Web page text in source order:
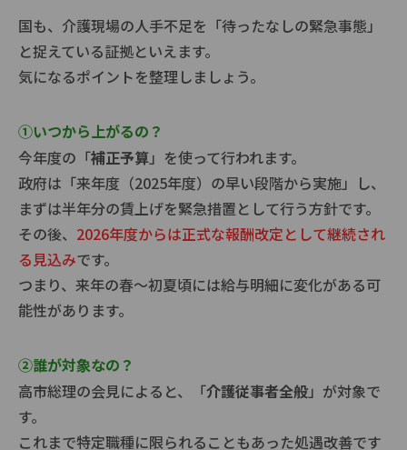
国も、介護現場の人手不足を「待ったなしの緊急事態」
と捉えている証拠といえます。
気になるポイントを整理しましょう。
①いつから上がるの？
今年度の「補正予算」を使って行われます。
政府は「来年度（2025年度）の早い段階から実施」し、
まずは半年分の賃上げを緊急措置として行う方針です。
その後、 2026年度からは正式な報酬改定として継続され
る見込みです。
つまり、来年の春～初夏頃には給与明細に変化がある可
能性があります。
②誰が対象なの？
高市総理の会見によると、「介護従事者全般」が対象で
す。
これまで特定職種に限られることもあった処遇改善です